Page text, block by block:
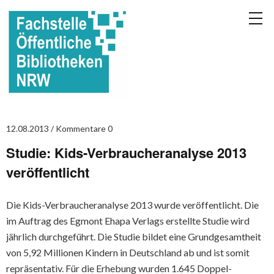
12.08.2013 Kommentare 0
Studie: Kids-Verbraucheranalyse 2013
veröffentlicht
Die Kids-Verbraucheranalyse 2013 wurde veröffentlicht. Die
im Auftrag des Egmont Ehapa Verlags erstellte Studie wird
jährlich durchgeführt. Die Studie bildet eine Grundgesamtheit
von 5,92 Millionen Kindern in Deutschland ab und ist somit
repräsentativ. Für die Erhebung wurden 1.645 Doppel-